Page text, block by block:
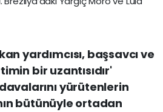
yardımcısı, başsavcı ve
bir uzantısıdır'
yürütenlerin
bütünüyle ortadan